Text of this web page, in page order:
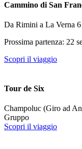
Cammino di San
Da Rimini a La Verna
Prossima partenza: 22
Scopri il viaggio
Tour de Six
Champoluc (Giro ad
Gruppo
Scopri il viaggio